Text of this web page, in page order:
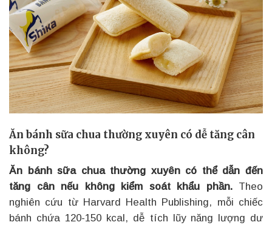
Ăn bánh sữa chua thường xuyên có dễ tăng cân
không?
Ăn bánh sữa chua thường xuyên có thể dẫn đến
tăng cân nếu không kiểm soát khẩu phần.Theo
nghiên cứu từ Harvard Health Publishing, mỗi chiếc
bánh chứa 120-150 kcal, dễ tích lũy năng lượng dư